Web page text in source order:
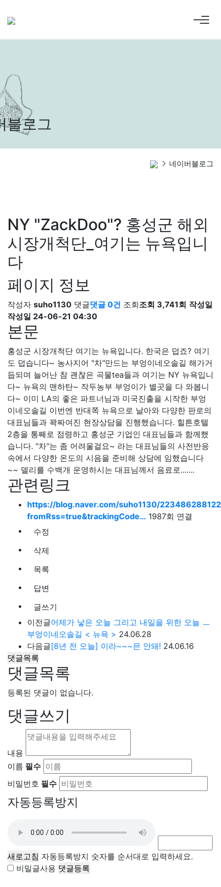
네이버블로그
블로그
NY "ZackDoo"? 홍성군 해외
시장개척단_여기는 뉴욕입니
다
페이지 정보
작성자 suho1130 댓글댓글 0건 조회조회 3,741회 작성일
작성일 24-06-21 04:30
본문
홍성군 시장개척단 여기는 뉴욕입니다. 한국은 덥죠? 여기
도 덥습니다~ 농사지어 "차"만드는 부엉이네오솔길 해가거
듭되며 늘어난 참 괜찮은 곡물tea들과 여기는 NY 뉴욕입니
다~ 뉴욕의 맨하탄~ 작두농부 부엉이가 별곳을 다 와봅니
다~ 이미 LA의 좋은 파트너님과 미국진출을 시작한 부엉
이네오솔길 이번엔 반대쪽 뉴욕으로 날아와 다양한 판로의
대표님들과 꽉짜여진 현장상담을 진행했습니다. 힐튼호텔
2층을 통째로 점령하고 홍성군 기업인 대표님들과 함께했
습니다. "차"는 좀 어려울걸요~ 라는 대표님들의 사전반응
속에서 다양한 온도의 시음을 준비해 상담에 임했습니다
~~ 델리를 수백개 운영하시는 대표님께서 음료로.......
관련링크
https://blog.naver.com/suho1130/
fromRss=true&trackingCode… 1987회 연결
수정
삭제
목록
답변
글쓰기
이전글어제가 낳은 오늘 그리고 내일을 위한 오늘 ㅡ
부엉이네오솔길 < 뉴욕 > 24.06.28
다음글[8년 전 오늘] 이라~~~믄 안돼! 24.06.16
댓글목록
댓글목록
등록된 댓글이 없습니다.
댓글쓰기
내용
이름 필수
비밀번호 필수
자동등록방지
새로고침 자동등록방지 숫자를 순서대로 입력하세요.
비밀글사용